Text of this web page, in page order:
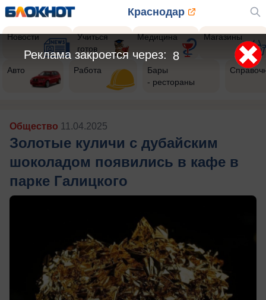
Краснодар
Новости
Учиться
готов
Медицина Магазины
Авто Работа
Бары
- рестораны
Общество 11.04.2025
Золотые куличи с дубайским
шоколадом появились в кафе в
парке Галицкого
5
Реклама закроется через: